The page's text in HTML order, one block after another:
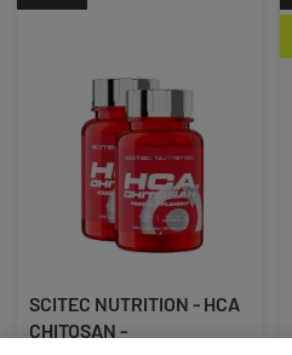
SCITEC NUTRITION - HCA
CHITOSAN -